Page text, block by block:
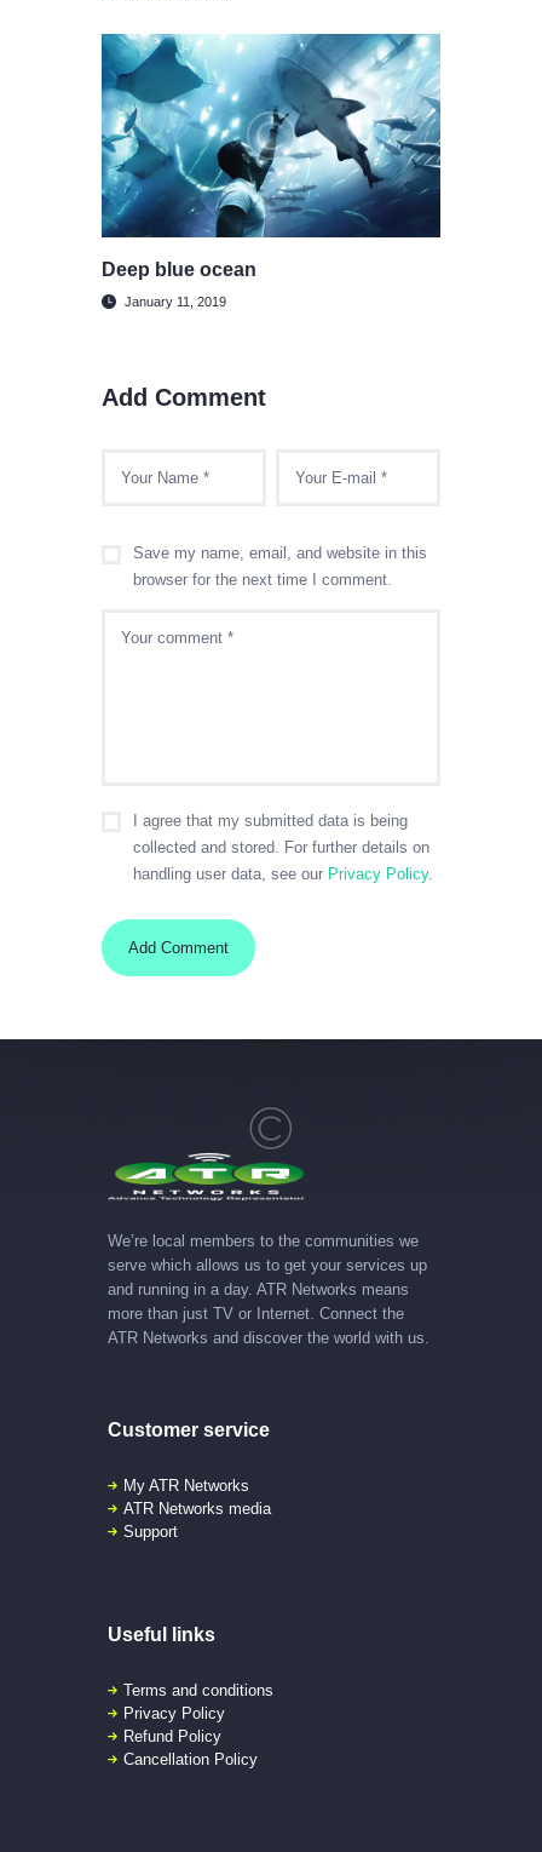
Deep blue ocean
January 11, 2019
Add Comment
Save my name, email, and website in this
browser for the next time I comment.
I agree that my submitted data is being
collected and stored. For further details on
handling user data, see our Privacy Policy.
We’re local members to the communities we
serve which allows us to get your services up
and running in a day. ATR Networks means
more than just TV or Internet. Connect the
ATR Networks and discover the world with us.
Customer service
My ATR Networks
ATR Networks media
Support
Useful links
Terms and conditions
Privacy Policy
Refund Policy
Cancellation Policy